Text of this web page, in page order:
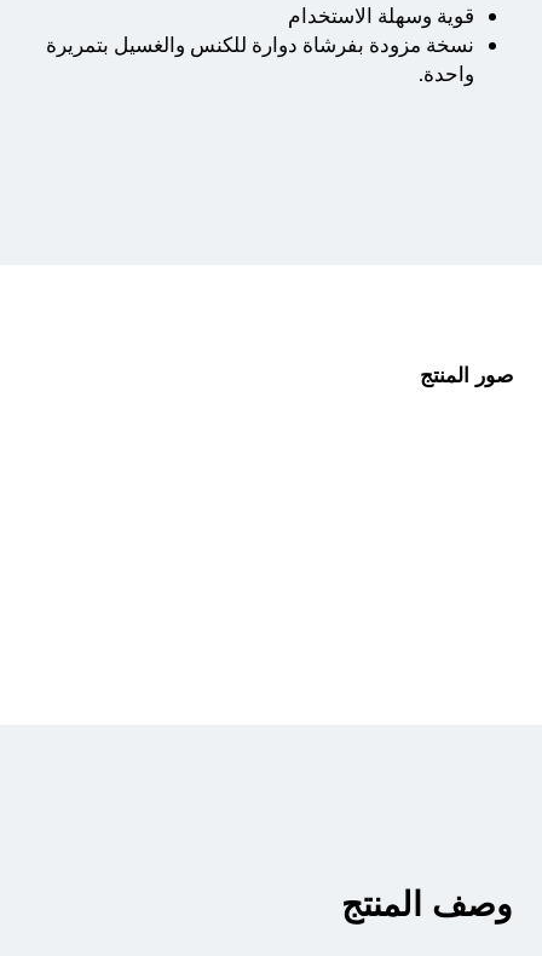
قوية وسهلة الاستخدام
نسخة مزودة بفرشاة دوارة للكنس والغسيل بتمريرة
واحدة.
صور المنتج
وصف المنتج